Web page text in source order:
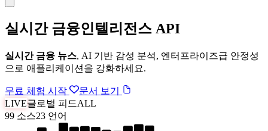
실시간 금융인텔리전스 API
실시간 금융 뉴스, AI 기반 감성 분석, 엔터프라이즈급 안정성
으로 애플리케이션을 강화하세요.
무료 체험 시작
문서 보기
LIVE글로벌 피드ALL
99 소스23 언어